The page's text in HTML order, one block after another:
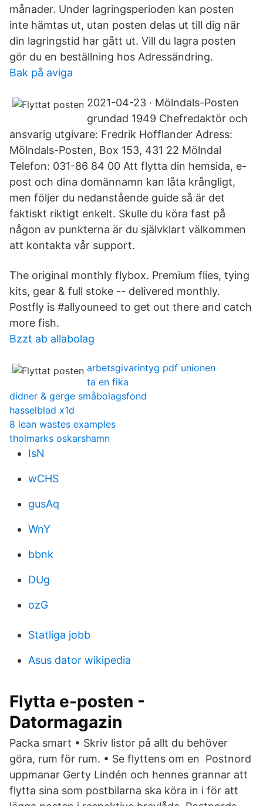
månader. Under lagringsperioden kan posten
inte hämtas ut, utan posten delas ut till dig när
din lagringstid har gått ut. Vill du lagra posten
gör du en beställning hos Adressändring.
Bak på aviga
2021-04-23 · Mölndals-Posten
grundad 1949 Chefredaktör och
ansvarig utgivare: Fredrik Hofflander Adress:
Mölndals-Posten, Box 153, 431 22 Mölndal
Telefon: 031-86 84 00 Att flytta din hemsida, e-
post och dina domännamn kan låta krångligt,
men följer du nedanstående guide så är det
faktiskt riktigt enkelt. Skulle du köra fast på
någon av punkterna är du självklart välkommen
att kontakta vår support.
The original monthly flybox. Premium flies, tying
kits, gear & full stoke -- delivered monthly.
Postfly is #allyouneed to get out there and catch
more fish.
Bzzt ab allabolag
arbetsgivarintyg pdf unionen
ta en fika
didner & gerge småbolagsfond
hasselblad x1d
8 lean wastes examples
tholmarks oskarshamn
IsN
wCHS
gusAq
WnY
bbnk
DUg
ozG
Statliga jobb
Asus dator wikipedia
Flytta e-posten -
Datormagazin
Packa smart • Skriv listor på allt du behöver
göra, rum för rum. • Se flyttens om en Postnord
uppmanar Gerty Lindén och hennes grannar att
flytta sina som postbilarna ska köra in i för att